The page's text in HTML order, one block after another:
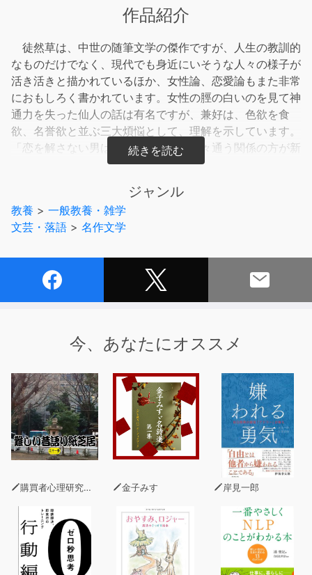
作品紹介
徒然草は、中世の随筆文学の傑作ですが、人生の教訓的
なものだけでなく、現代でも身近にいそうな人々の様子が
活き活きと描かれているほか、女性論、恋愛論もまた非常
におもしろく書かれています。女性の脛の白いのを見て神
通力を失った仙人の話は有名ですが、兼好は、色欲を食
欲、名誉欲と並ぶ三大煩悩として、理解を示しています。
「恋を解さない男は無粋である」「時々通う関係の方が新
鮮で長持ちする」「障害を乗り越えて結ばれた恋ほどい
わい深いことを述べています。テキストは、響林社サイト
のテキストコーナーから無料でダウンロードできます。
ジャンル
教養 > 一般教養・雑学
文芸・落語 > 名作文学
今、あなたにオススメ
購買者心理研究所 株式会社モデンナ 顧問 青木幹和 金子みすゞ 岸見一郎